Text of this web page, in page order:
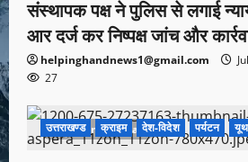
संस्थापक पक्ष ने पुलिस से लगाई
आर दर्ज कर निष्पक्ष जांच और
helpinghandnews1@gmail.com
27
1 minute read
उत्तराखण्ड क्राइम देश-विदेश पर्यटन यूथ